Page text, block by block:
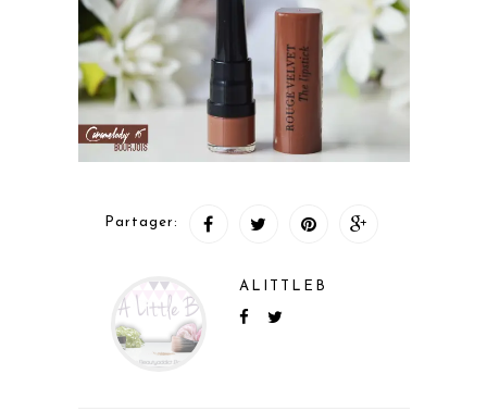
Partager:
ALITTLEB